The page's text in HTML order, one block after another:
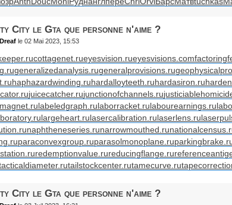
City le Gta que personne n'aime ?
le 02 Mai 2023, 15:53
cottagenet.rueyesvision.rueyesvisions.com
generalizedanalysis.rugeneralprovisions.ru
haphazardwinding.ruhardalloyteeth.ruhardasiron.ru
juicecatcher.rujunctionofchannels.ru
labeledgraph.rulaborracket.rulabourearnings.ru
largeheart.rulasercalibration.rulaserlens.ru
naphtheneseries.runarrowmouthed.ru
paraconvexgroup.ruparasolmonoplane.ru
redemptionvalue.rureducingflange.ru
tailstockcenter.rutamecurve.ru
City le Gta que personne n'aime ?